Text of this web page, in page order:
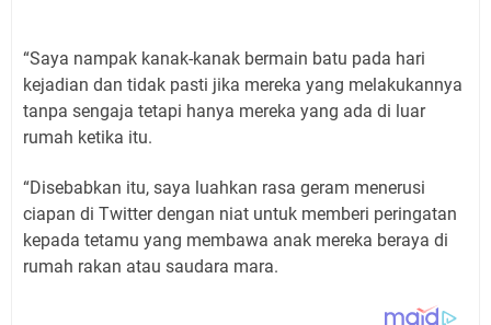
“Saya nampak kanak-kanak bermain batu pada hari
kejadian dan tidak pasti jika mereka yang melakukannya
tanpa sengaja tetapi hanya mereka yang ada di luar
rumah ketika itu.
“Disebabkan itu, saya luahkan rasa geram menerusi
ciapan di Twitter dengan niat untuk memberi peringatan
kepada tetamu yang membawa anak mereka beraya di
rumah rakan atau saudara mara.